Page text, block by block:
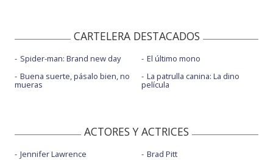
CARTELERA DESTACADOS
Spider-man: Brand new day
Buena suerte, pásalo bien, no
mueras
El último mono
La patrulla canina: La dino
película
ACTORES Y ACTRICES
Jennifer Lawrence
Brad Pitt